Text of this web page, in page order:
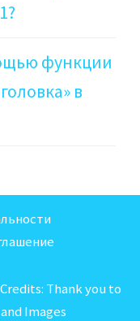
функции
в
Thank you to
andImages